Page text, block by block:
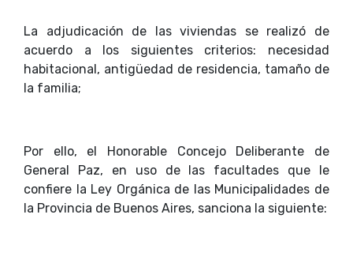
La adjudicación de las viviendas se realizó de
acuerdo a los siguientes criterios: necesidad
habitacional, antigüedad de residencia, tamaño de
la familia;
Por ello, el Honorable Concejo Deliberante de
General Paz, en uso de las facultades que le
confiere la Ley Orgánica de las Municipalidades de
la Provincia de Buenos Aires, sanciona la siguiente: